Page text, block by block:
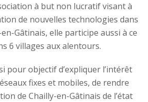
à but non lucratif visant à
de nouvelles technologies dans
Gâtinais, elle participe aussi à ce
6 villages aux alentours.
pour objectif d’expliquer l’intérêt
fixes et mobiles, de rendre
de Chailly-en-Gâtinais de l’état